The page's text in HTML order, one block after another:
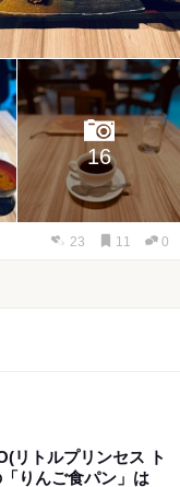
16
23 11 0
リトルプリンセス ト
りんご食パン」は